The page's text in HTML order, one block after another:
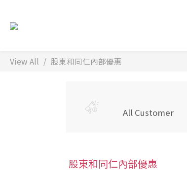
View All 股東和同仁內部優惠
All Customer
股東和同仁內部優惠